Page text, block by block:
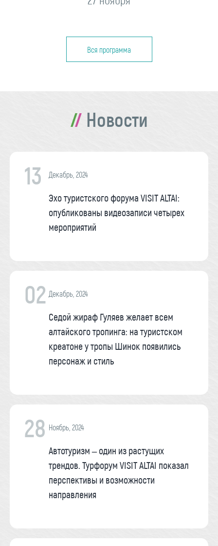
Вся программа
Новости
13 Декабрь, 2024
Эхо туристского форума VISIT ALTAI:
опубликованы видеозаписи четырех
мероприятий
02 Декабрь, 2024
Седой жираф Гуляев желает всем
алтайского тропинга: на туристском
креатоне у тропы Шинок появились
персонаж и стиль
28 Ноябрь, 2024
Автотуризм – один из растущих
трендов. Турфорум VISIT ALTAI показал
перспективы и возможности
направления